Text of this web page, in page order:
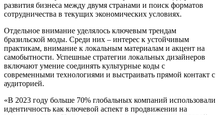
развития бизнеса между двумя странами и поиск форматов
сотрудничества в текущих экономических условиях.
Отдельное внимание уделялось ключевым трендам
бразильской моды. Среди них – интерес к устойчивым
практикам, внимание к локальным материалам и акцент на
самобытности. Успешные стратегии локальных дизайнеров
включают умение соединять культурные коды с
современными технологиями и выстраивать прямой контакт с
аудиторией.
«В 2023 году больше 70% глобальных компаний использовали
идентичность как ключевой аспект в продвижении на